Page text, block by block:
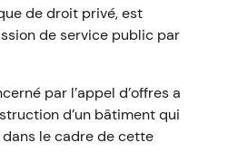
de droit privé, est
de service public par
par l’appel d’offres a
d’un bâtiment qui
le cadre de cette